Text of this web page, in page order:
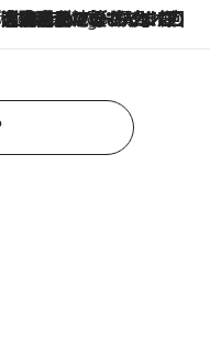
の勝手に再ブーム
9 Hours Ago
大盛上がりの“タオル回し”に、ラッパー顔負けの高速歌唱まで…さだまさし（74）のアグレッシブすぎる現在地